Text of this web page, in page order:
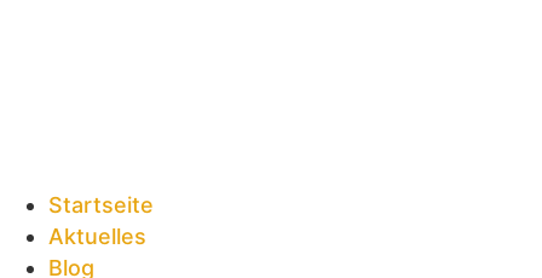
Startseite
Aktuelles
Blog